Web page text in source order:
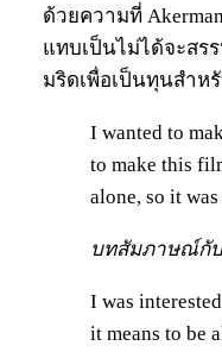
ด้วยความที่
แทบเป็นไม่ได้จะสร
มริดเพื่อเป็นทุนสำห
I wanted to
to make this
alone, so it
บทสัมภาษณ์กับ
I was
it means to be